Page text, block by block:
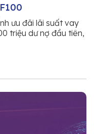
ưu đãi lãi suất vay
triệu dư nợ đầu tiên,